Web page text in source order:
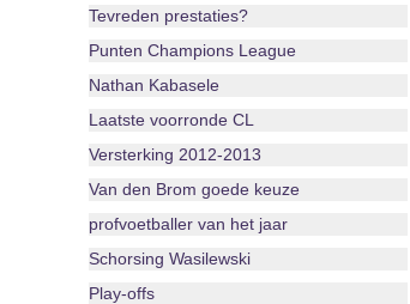
Tevreden prestaties?
Punten Champions League
Nathan Kabasele
Laatste voorronde CL
Versterking 2012-2013
Van den Brom goede keuze
profvoetballer van het jaar
Schorsing Wasilewski
Play-offs